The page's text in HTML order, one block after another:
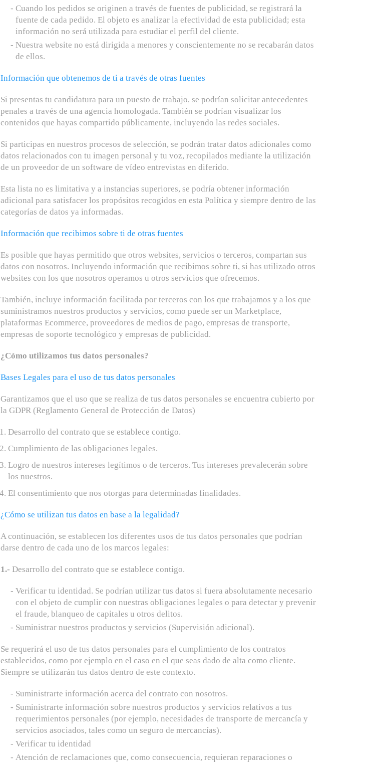
Cuando los pedidos se originen a través de fuentes de publicidad, se registrará la
fuente de cada pedido. El objeto es analizar la efectividad de esta publicidad; esta
información no será utilizada para estudiar el perfil del cliente.
Nuestra website no está dirigida a menores y conscientemente no se recabarán datos
de ellos.
Información que obtenemos de ti a través de otras fuentes
Si presentas tu candidatura para un puesto de trabajo, se podrían solicitar antecedentes
penales a través de una agencia homologada. También se podrían visualizar los
contenidos que hayas compartido públicamente, incluyendo las redes sociales.
Si participas en nuestros procesos de selección, se podrán tratar datos adicionales como
datos relacionados con tu imagen personal y tu voz, recopilados mediante la utilización
de un proveedor de un software de vídeo entrevistas en diferido.
Esta lista no es limitativa y a instancias superiores, se podría obtener información
adicional para satisfacer los propósitos recogidos en esta Política y siempre dentro de las
categorías de datos ya informadas.
Información que recibimos sobre ti de otras fuentes
Es posible que hayas permitido que otros websites, servicios o terceros, compartan sus
datos con nosotros. Incluyendo información que recibimos sobre ti, si has utilizado otros
websites con los que nosotros operamos u otros servicios que ofrecemos.
También, incluye información facilitada por terceros con los que trabajamos y a los que
suministramos nuestros productos y servicios, como puede ser un Marketplace,
plataformas Ecommerce, proveedores de medios de pago, empresas de transporte,
empresas de soporte tecnológico y empresas de publicidad.
¿Cómo utilizamos tus datos personales?
Bases Legales para el uso de tus datos personales
Garantizamos que el uso que se realiza de tus datos personales se encuentra cubierto por
la GDPR (Reglamento General de Protección de Datos)
Desarrollo del contrato que se establece contigo.
Cumplimiento de las obligaciones legales.
Logro de nuestros intereses legítimos o de terceros. Tus intereses prevalecerán sobre
los nuestros.
El consentimiento que nos otorgas para determinadas finalidades.
¿Cómo se utilizan tus datos en base a la legalidad?
A continuación, se establecen los diferentes usos de tus datos personales que podrían
darse dentro de cada uno de los marcos legales:
1.- Desarrollo del contrato que se establece contigo.
Verificar tu identidad. Se podrían utilizar tus datos si fuera absolutamente necesario
con el objeto de cumplir con nuestras obligaciones legales o para detectar y prevenir
el fraude, blanqueo de capitales u otros delitos.
Suministrar nuestros productos y servicios (Supervisión adicional).
Se requerirá el uso de tus datos personales para el cumplimiento de los contratos
establecidos, como por ejemplo en el caso en el que seas dado de alta como cliente.
Siempre se utilizarán tus datos dentro de este contexto.
Suministrarte información acerca del contrato con nosotros.
Suministrarte información sobre nuestros productos y servicios relativos a tus
requerimientos personales (por ejemplo, necesidades de transporte de mercancía y
servicios asociados, tales como un seguro de mercancías).
Verificar tu identidad
Atención de reclamaciones que, como consecuencia, requieran reparaciones o